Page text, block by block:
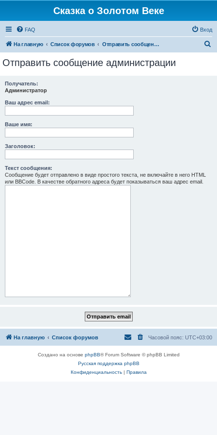
Сказка о Золотом Веке
FAQ Вход
На главную Список форумов Отправить сообщение администрации
Отправить сообщение администрации
Получатель:
Администратор
Ваш адрес email:
Ваше имя:
Заголовок:
Текст сообщения:
Сообщение будет отправлено в виде простого текста, не включайте в него HTML
или BBCode. В качестве обратного адреса будет показываться ваш адрес email.
На главную Список форумов Часовой пояс: UTC+03:00
Создано на основе phpBB® Forum Software © phpBB Limited
Русская поддержка phpBB
Конфиденциальность| Правила